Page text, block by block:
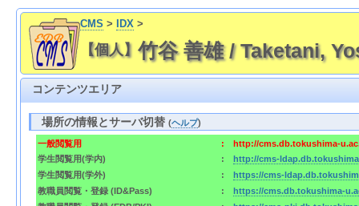
CMS > IDX>
【個人】 竹谷 善雄 / Taketani,
コンテンツエリア
場所の情報とサーバ切替(ヘルプ)
一般閲覧用 :
http://cms.db.tokushima-
学生閲覧用(学内)
:
http://cms-
学生閲覧用(学外)
:
https://cms-
教職員閲覧・登録 (ID&Pass)
:
https://cms.db.tokushima-